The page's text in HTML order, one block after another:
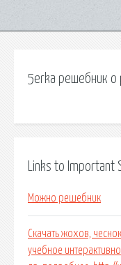
5erka решебник о
Links to Important
Можно решебник
Скачать жохов,
учебное